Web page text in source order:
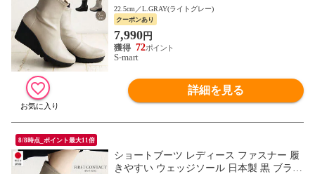
ク FIRST CONTACT ファーストコンタクト
69600
22.5cm／L.GRAY(ライトグレー)
クーポンあり
7,990円
72
S-mart
詳細を見る
8/8時点_ポイント最大11倍
ショートブーツ レディース ファスナー 履
きやすい ウェッジソール 日本製 黒 ブラッ